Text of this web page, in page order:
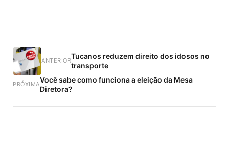
ANTERIORTucanos reduzem direito dos idosos no
transporte
PRÓXIMAVocê sabe como funciona a eleição da Mesa
Diretora?